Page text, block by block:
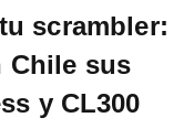
scrambler:
Chile sus
y CL300